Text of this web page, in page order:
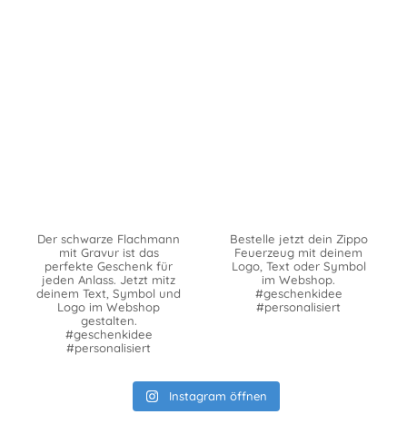
Der schwarze Flachmann
mit Gravur ist das
perfekte Geschenk für
jeden Anlass. Jetzt mitz
deinem Text, Symbol und
Logo im Webshop
gestalten.
#geschenkidee
#personalisiert
Bestelle jetzt dein Zippo
Feuerzeug mit deinem
Logo, Text oder Symbol
im Webshop.
#geschenkidee
#personalisiert
Instagram öffnen